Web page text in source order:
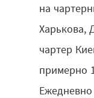
на
Харькова,
чартер
примерно